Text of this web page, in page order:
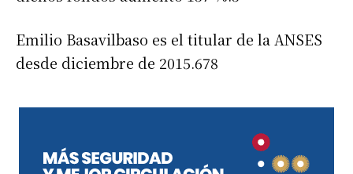
Emilio Basavilbaso es el titular de la ANSES
desde diciembre de 2015.6​7​8​